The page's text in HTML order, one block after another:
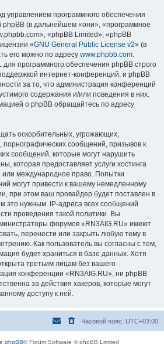
программного обеспечения
(в дальнейшем «они», «программное
«phpBB Limited», «phpBB
«GNU General Public License v2» (в
его можно по адресу www.phpbb.com.
программного обеспечения phpBB строго
интернет-конференций, и phpBB
за то, что администрация конференций
содержания и/или поведения в них.
о phpBB обращайтесь по адресу
оскорбительных, угрожающих,
порнографических сообщений, призывов к
сообщений, которые могут нарушить
которая предоставляет услуги хостинга
международное право. Попытки
могут привести к вашему немедленному
при этом ваш провайдер будет поставлен в
это нужным. IP-адреса всех сообщений
проведения такой политики. Вы
форумов «RN3AIG.RU» имеют
перенести или закрыть любую тему в
Как пользователь вы согласны с тем,
будет храниться в базе данных. Хотя
третьим лицам без вашего
конференции «RN3AIG.RU», ни phpBB
за действия хакеров, которые могут
доступу к ней.
Часовой пояс: UTC+03:00
phpBB® Forum Software © phpBB Limited